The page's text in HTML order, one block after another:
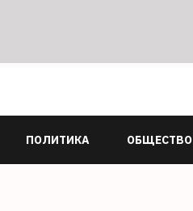
ПОЛИТИКА ОБЩЕСТВО